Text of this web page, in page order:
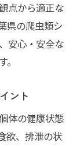
点から適正な
県の爬虫類シ
安心・安全な
ント
体の健康状態
欲、排泄の状